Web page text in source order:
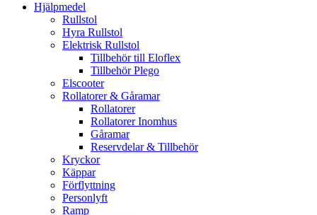
Hjälpmedel
Rullstol
Hyra Rullstol
Elektrisk Rullstol
Tillbehör till Eloflex
Tillbehör Plego
Elscooter
Rollatorer & Gåramar
Rollatorer
Rollatorer Inomhus
Gåramar
Reservdelar & Tillbehör
Kryckor
Käppar
Förflyttning
Personlyft
Ramp